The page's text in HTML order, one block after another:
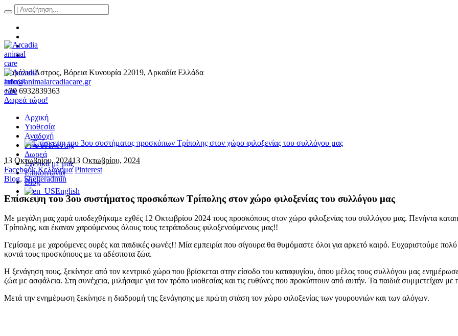
Παράλιο Άστρος, Βόρεια Κυνουρία 22019, Αρκαδία Ελλάδα
info@animalarcadiacare.gr
+30 6932839363
Δωρεά τώρα!
Αρχική
Υιοθεσία
Αναδοχή
Γίνε εθελοντής
Δωρεά
Σχετικά με μας
Επικοινωνία
Blog
English
13 Οκτωβρίου, 202413 Οκτωβρίου, 2024
Facebook Κελάδημα Pinterest
Blog, Shelteradmin
Επίσκεψη του 3ου συστήματος προσκόπων Τρίπολης στον χώρο φιλοξενίας του συλλόγου μας
Με μεγάλη μας χαρά υποδεχθήκαμε εχθές 12 Οκτωβρίου 2024 τους προσκόπους στον χώρο φιλοξενίας του συλλόγου μας. Πενήντα
Τρίπολης, και έκαναν χαρούμενους όλους τους τετράποδους φιλοξενούμενους μας!!
Γεμίσαμε με χαρούμενες ουρές και παιδικές φωνές!! Μία εμπειρία που σίγουρα θα θυμόμαστε όλοι για αρκετό καιρό. Ευχαριστούμε
κοντά τους προσκόπους με τα αδέσποτα ζώα.
Η ξενάγηση τους, ξεκίνησε από τον κεντρικό χώρο που βρίσκεται στην είσοδο του καταφυγίου, όπου μέλος τους συλλόγου μας
ζώα με ασφάλεια. Στη συνέχεια, μιλήσαμε για τον τρόπο υιοθεσίας και τις ευθύνες που προκύπτουν από αυτήν. Τα παιδιά συμμετείχαν με
Μετά την ενημέρωση ξεκίνησε η διαδρομή της ξενάγησης με πρώτη στάση τον χώρο φιλοξενίας των γουρουνιών και των αλόγων.